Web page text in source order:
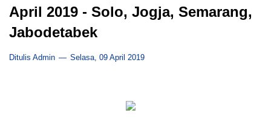
April 2019 - Solo, Jogja, Semarang,
Jabodetabek
Ditulis Admin Selasa, 09 April 2019